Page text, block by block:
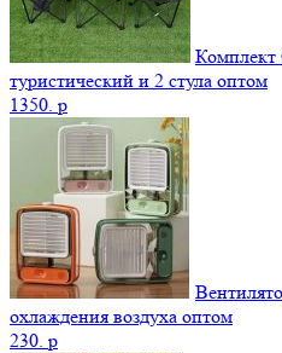
Комплект
туристический и 2 стула оптом
1350. p
охлаждения воздуха оптом
230. p